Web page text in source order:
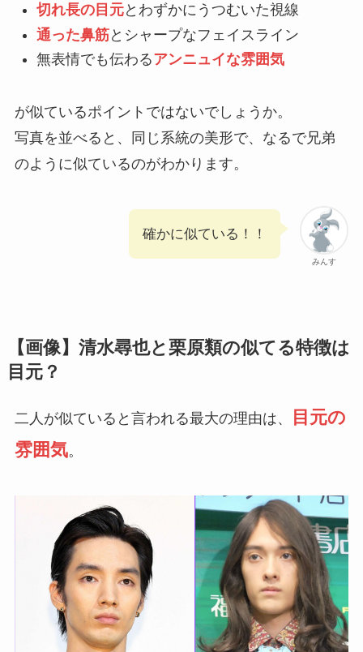
切れ長の目元とわずかにうつむいた視線
通った鼻筋とシャープなフェイスライン
無表情でも伝わるアンニュイな雰囲気
が似ているポイントではないでしょうか。
写真を並べると、同じ系統の美形で、なるで兄弟
のように似ているのがわかります。
みんす
確かに似ている！！
【画像】清水尋也と栗原類の似てる特徴は
目元？
二人が似ていると言われる最大の理由は、
目元の
雰囲気。